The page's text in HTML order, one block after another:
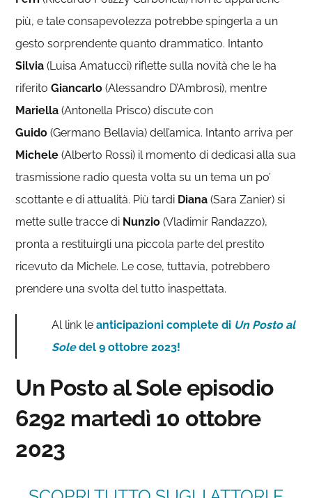
più, e tale consapevolezza potrebbe spingerla a un
gesto sorprendente quanto drammatico. Intanto
Silvia(Luisa Amatucci) riflette sulla novità che le ha
riferitoGiancarlo (Alessandro D’Ambrosi), mentre
Mariella(Antonella Prisco) discute con
Guido(Germano Bellavia) dell’amica. Intanto arriva per
Michele(Alberto Rossi) il momento di dedicasi alla sua
trasmissione radio questa volta su un tema un po’
scottante e di attualità. Più tardi Diana (Sara Zanier) si
mette sulle tracce di Nunzio(Vladimir Randazzo),
pronta a restituirgli una piccola parte del prestito
ricevuto da Michele. Le cose, tuttavia, potrebbero
prendere una svolta del tutto inaspettata.
Al link leanticipazioni complete di Un Posto al
Soledel 9 ottobre 2023!
Un Posto al Sole episodio
6292 martedì 10 ottobre
2023